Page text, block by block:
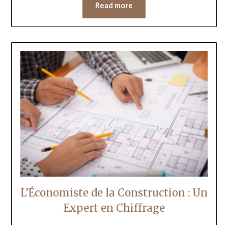
Read more
L’Économiste de la Construction : Un
Expert en Chiffrage